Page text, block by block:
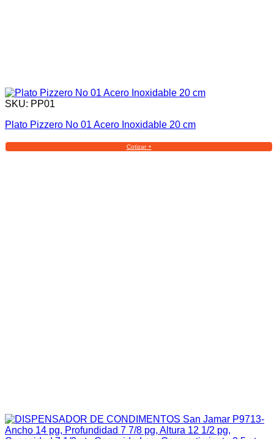
SKU: PP01
Plato Pizzero No 01 Acero Inoxidable 20 cm
Cotizar +